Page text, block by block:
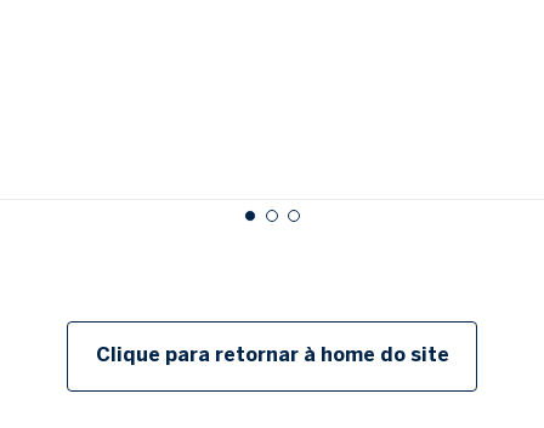
Clique para retornar à home do site